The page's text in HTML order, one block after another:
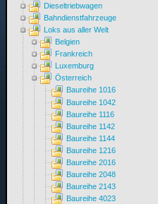
Dieseltriebwagen
Bahndienstfahrzeuge
Loks aus aller Welt
Belgien
Frankreich
Luxemburg
Österreich
Baureihe 1016
Baureihe 1042
Baureihe 1116
Baureihe 1142
Baureihe 1144
Baureihe 1216
Baureihe 2016
Baureihe 2048
Baureihe 2143
Baureihe 4023